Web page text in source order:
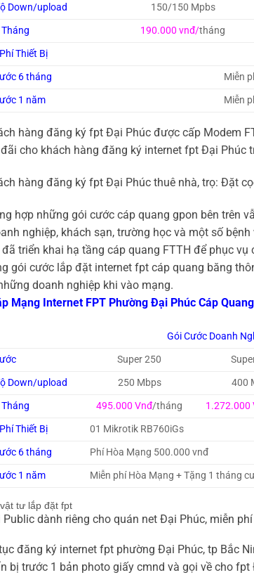
Down/upload
150/150 Mpbs
190.000 vnđ/tháng
Thiết Bị
6 tháng
Miễn
1 năm
Miễn
hàng đăng ký fpt Đại Phúc được cấp Modem
cho khách hàng đăng ký internet fpt Đại Phúc
hàng đăng ký fpt Đại Phúc thuê nhà, trọ: Đặt
hợp những gói cước cáp quang gpon bên trên
nghiệp, khách sạn, trường học và một số
đã triển khai hạ tầng cáp quang FTTH để phục
gói cước lắp đặt internet fpt cáp quang băng
doanh nghiệp khi vào mạng.
Mạng Internet FPT Phường Đại Phúc Cáp
Gói Cước Doanh
Super 250
Down/upload
250 Mbps 400
495.000 Vnđ/tháng 1.272.000
Thiết Bị
01 Mikrotik RB760iGs
6 tháng
Phí Hòa Mạng 500.000 vnđ
1 năm
Miễn phí Hòa Mạng + Tặng 1 tháng
tư lắp đặt fpt
Public dành riêng cho quán net Đại Phúc, miễn
đăng ký internet fpt phường Đại Phúc, tp Bắc
bị trước 1 bản photo giấy cmnd và gọi về cho